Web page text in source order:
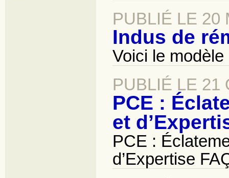
PUBLIÉ LE 20
Indus de
Voici le
PUBLIÉ LE 21
PCE :
et
PCE :
d’Expertise